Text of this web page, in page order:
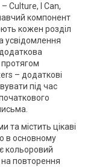
Culture, I Can,
компонент
кожен розділ
усвідомлення
додаткова
протягом
– додаткові
під час
та містить цікаві
в основному
кольоровий
повторення